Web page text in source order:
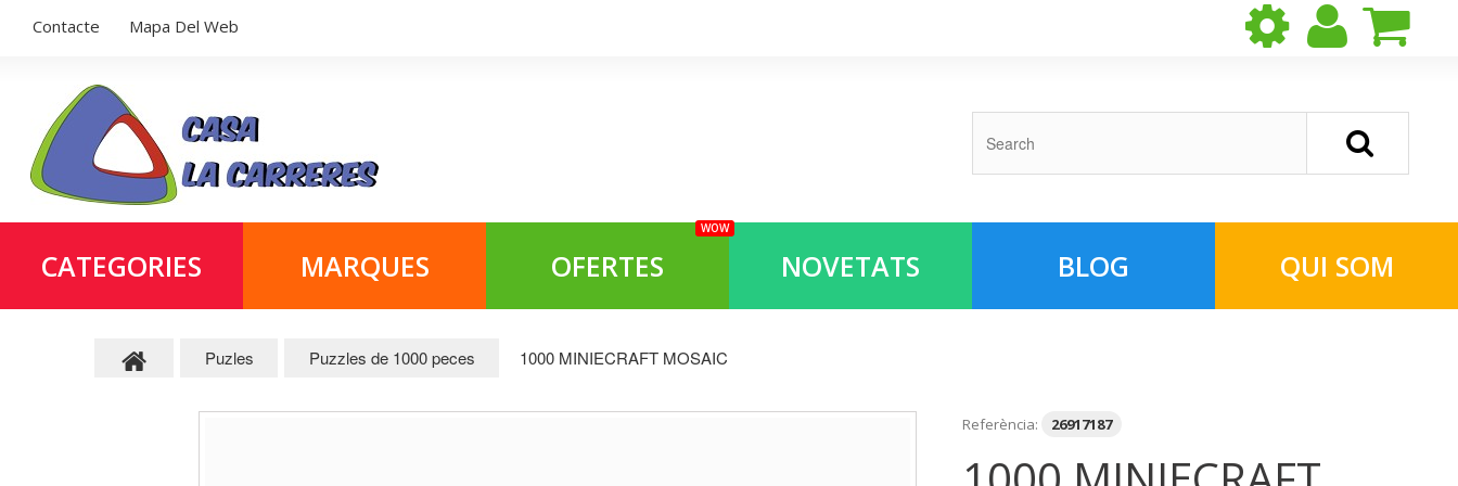
Contacte Mapa Del Web
CATEGORIES MARQUES OFERTES
WOW
NOVETATS BLOG QUI SOM
Puzles Puzzles de 1000 peces 1000 MINIECRAFT MOSAIC
Referència: 26917187